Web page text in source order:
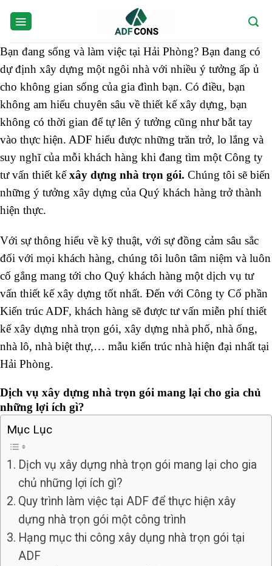
Bạn đang sống và làm việc tại Hải Phòng? Bạn đang có
dự định xây dựng một ngôi nhà với nhiều ý tưởng ấp ủ
cho không gian sống của gia đình bạn. Có điều, bạn
không am hiểu chuyên sâu về thiết kế xây dựng, bạn
không có thời gian để tự lên ý tưởng cũng như bắt tay
vào thực hiện. ADF hiểu được những trăn trở, lo lắng và
suy nghĩ của mỗi khách hàng khi đang tìm một Công ty
tư vấn thiết kếxây dựng nhà trọn gói. Chúng tôi sẽ biến
những ý tưởng xây dựng của Quý khách hàng trở thành
hiện thực.
Với sự thông hiểu về kỹ thuật, với sự đồng cảm sâu sắc
đối với mọi khách hàng, chúng tôi luôn tâm niệm và luôn
cố gắng mang tới cho Quý khách hàng một dịch vụ tư
vấn thiết kế xây dựng tốt nhất. Đến với Công ty Cổ phần
Kiến trúc ADF, khách hàng sẽ được tư vấn miễn phí thiết
kế xây dựng nhà trọn gói, xây dựng nhà phố, nhà ống,
nhà lô, nhà biệt thự,… mẫu kiến trúc nhà hiện đại nhất tại
Hải Phòng.
Dịch vụ xây dựng nhà trọn gói mang lại cho gia chủ
những lợi ích gì?
Mục Lục
Dịch vụ xây dựng nhà trọn gói mang lại cho gia
chủ những lợi ích gì?
Quy trình làm việc tại ADF để thực hiện xây
dựng nhà trọn gói một công trình
Hạng mục thi công xây dụng nhà trọn gói tại
ADF